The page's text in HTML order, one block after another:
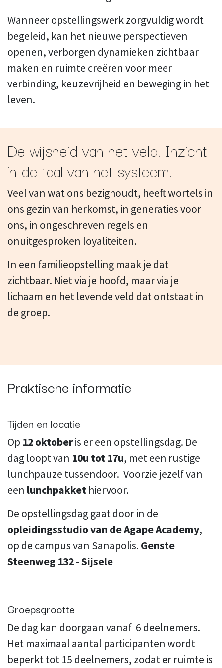
Wanneer opstellingswerk zorgvuldig wordt
begeleid, kan het nieuwe perspectieven
openen, verborgen dynamieken zichtbaar
maken en ruimte creëren voor meer
verbinding, keuzevrijheid en beweging in het
leven.
De wijsheid van het veld. Inzicht
in de taal van het systeem.
Veel van wat ons bezighoudt, heeft wortels in
ons gezin van herkomst, in generaties voor
ons, in ongeschreven regels en
onuitgesproken loyaliteiten.
In een familieopstelling maak je dat
zichtbaar. Niet via je hoofd, maar via je
lichaam en het levende veld dat ontstaat in
de groep.
Praktische informatie
Tijden en locatie
Op 12 oktoberis er een opstellingsdag. De
dag loopt van 10u tot 17u, met een rustige
lunchpauze tussendoor. Voorzie jezelf van
een lunchpakket hiervoor.
De opstellingsdag gaat door in de
opleidingsstudio van de Agape Academy,
op de campus van Sanapolis. Genste
Steenweg 132 - Sijsele
Groepsgrootte
De dag kan doorgaan vanaf 6 deelnemers.
Het maximaal aantal participanten wordt
beperkt tot 15 deelnemers, zodat er ruimte is